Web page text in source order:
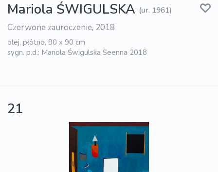
Mariola ŚWIGULSKA (ur. 1961)
Czerwone zauroczenie, 2018
olej, płótno, 90 x 90 cm
sygn. p.d.: Mariola Świgulska Seenna 2018
21